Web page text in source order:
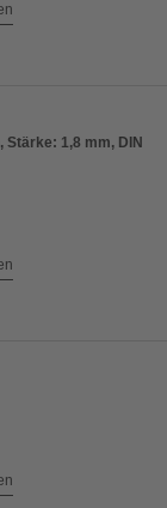
Stärke: 1,8 mm, DIN